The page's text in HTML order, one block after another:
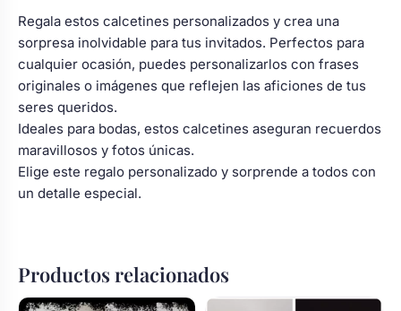
Regala estos calcetines personalizados y crea una
sorpresa inolvidable para tus invitados. Perfectos para
cualquier ocasión, puedes personalizarlos con frases
originales o imágenes que reflejen las aficiones de tus
seres queridos.
Ideales para bodas, estos calcetines aseguran recuerdos
maravillosos y fotos únicas.
Elige este regalo personalizado y sorprende a todos con
un detalle especial.
Productos relacionados